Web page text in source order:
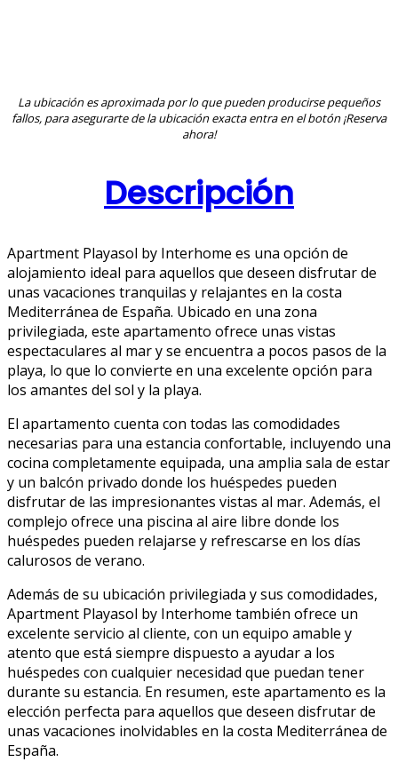
La ubicación es aproximada por lo que pueden producirse pequeños
fallos, para asegurarte de la ubicación exacta entra en el botón ¡Reserva
ahora!
Descripción
Apartment Playasol by Interhome es una opción de
alojamiento ideal para aquellos que deseen disfrutar de
unas vacaciones tranquilas y relajantes en la costa
Mediterránea de España. Ubicado en una zona
privilegiada, este apartamento ofrece unas vistas
espectaculares al mar y se encuentra a pocos pasos de la
playa, lo que lo convierte en una excelente opción para
los amantes del sol y la playa.
El apartamento cuenta con todas las comodidades
necesarias para una estancia confortable, incluyendo una
cocina completamente equipada, una amplia sala de estar
y un balcón privado donde los huéspedes pueden
disfrutar de las impresionantes vistas al mar. Además, el
complejo ofrece una piscina al aire libre donde los
huéspedes pueden relajarse y refrescarse en los días
calurosos de verano.
Además de su ubicación privilegiada y sus comodidades,
Apartment Playasol by Interhome también ofrece un
excelente servicio al cliente, con un equipo amable y
atento que está siempre dispuesto a ayudar a los
huéspedes con cualquier necesidad que puedan tener
durante su estancia. En resumen, este apartamento es la
elección perfecta para aquellos que deseen disfrutar de
unas vacaciones inolvidables en la costa Mediterránea de
España.